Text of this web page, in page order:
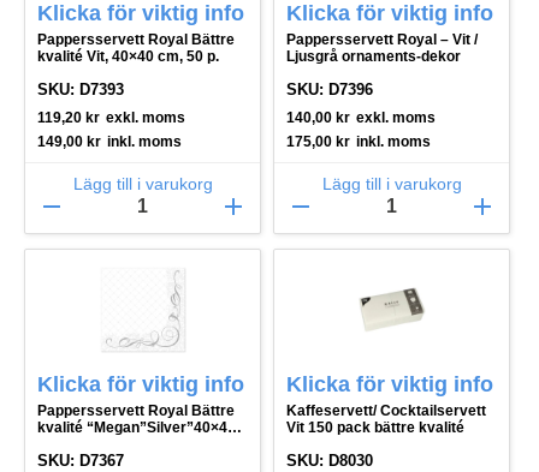
Klicka för viktig info
Pappersservett Royal Bättre
kvalité Vit, 40×40 cm, 50 p.
SKU: D7393
119,20 kr exkl. moms
149,00 kr inkl. moms
Lägg till i varukorg
remove add
Klicka för viktig info
Pappersservett Royal – Vit /
Ljusgrå ornaments-dekor
SKU: D7396
140,00 kr exkl. moms
175,00 kr inkl. moms
Lägg till i varukorg
remove add
Klicka för viktig info
Pappersservett Royal Bättre
kvalité “Megan”Silver”40×40
SKU: D7367
Klicka för viktig info
Kaffeservett/ Cocktailservett
Vit 150 pack bättre kvalité
SKU: D8030